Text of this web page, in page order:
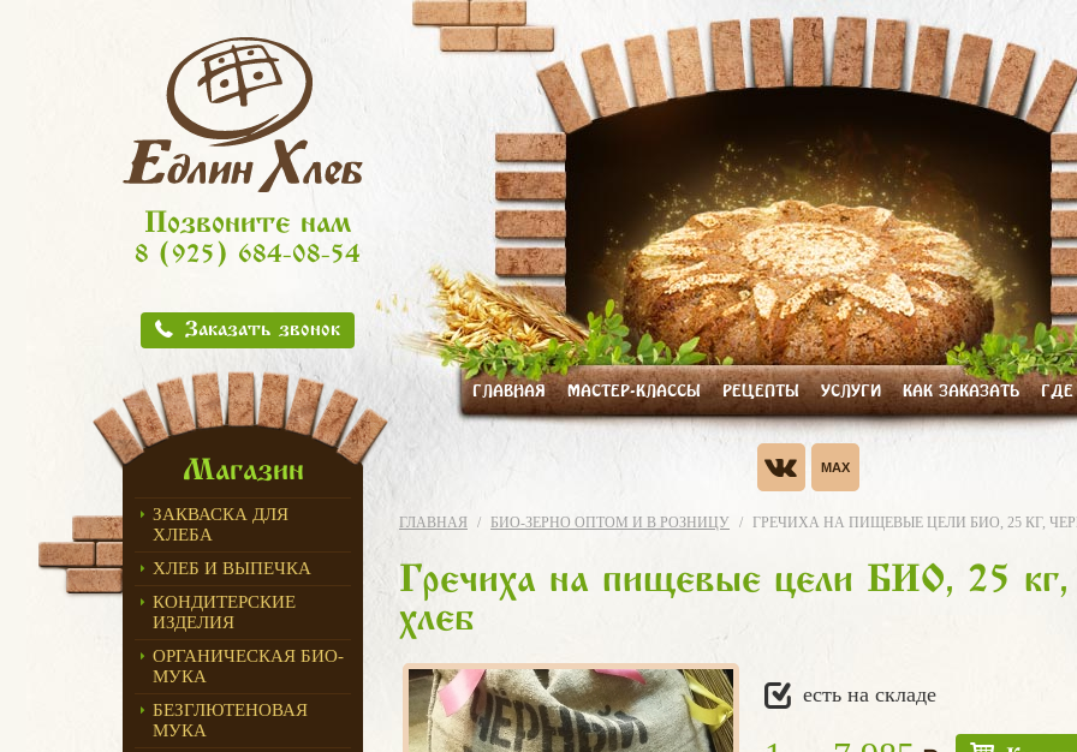
Позвоните нам
8 (925) 684-08-54
Заказать звонок
ГЛАВНАЯ МАСТЕР-КЛАССЫ РЕЦЕПТЫ УСЛУГИ КАК ЗАКАЗАТЬ ГДЕ
Магазин
ЗАКВАСКА ДЛЯ
ХЛЕБА
ХЛЕБ И ВЫПЕЧКА
КОНДИТЕРСКИЕ
ИЗДЕЛИЯ
ОРГАНИЧЕСКАЯ БИО-
МУКА
БЕЗГЛЮТЕНОВАЯ
МУКА
ГЛАВНАЯ БИО-ЗЕРНО ОПТОМ И В РОЗНИЦУ ГРЕЧИХА НА ПИЩЕВЫЕ ЦЕЛИ БИО, 25 КГ,
Гречиха на пищевые цели БИО, 25
хлеб
есть на складе